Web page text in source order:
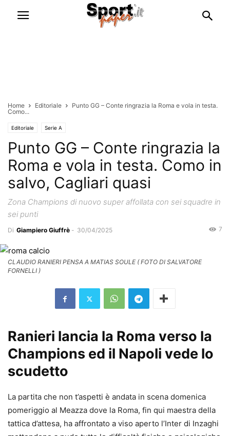
Home Editoriale
Punto GG – Conte ringrazia la Roma e vola in testa.
Como...
Editoriale Serie A
Punto GG – Conte ringrazia la
Roma e vola in testa. Como in
salvo, Cagliari quasi
Zona Champions di nuovo super affollata con sei squadre in
sei punti
Di Giampiero Giuffrè - 30/04/2025 7
CLAUDIO RANIERI PENSA A MATIAS SOULE ( FOTO DI SALVATORE
FORNELLI )
Ranieri lancia la Roma verso la
Champions ed il Napoli vede lo
scudetto
La partita che non t’aspetti è andata in scena domenica
pomeriggio al Meazza dove la Roma, fin qui maestra della
tattica d’attesa, ha affrontato a viso aperto l’Inter di Inzaghi